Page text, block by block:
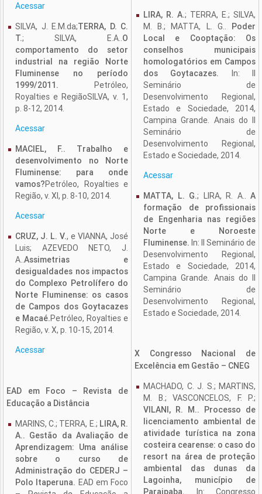
Acessar
SILVA, J. E.M.da;TERRA, D. C.
T.; SILVA, E.A..O
comportamento do setor
industrial na região Norte
Fluminense no período
1999/2011. Petróleo,
Royalties e RegiãoSILVA, v. 1,
p. 8-12, 2014.
Acessar
MACIEL, F.. Trabalho e
desenvolvimento no Norte
Fluminense: para onde
vamos?Petróleo, Royalties e
Região, v. XI, p. 8-10, 2014.
Acessar
CRUZ, J. L. V., e VIANNA, José
Luis; AZEVEDO NETO, J.
A..Assimetrias e
desigualdades nos impactos
do Complexo Petrolífero do
Norte Fluminense: os casos
de Campos dos Goytacazes
e Macaé.Petróleo, Royalties e
Região, v. X, p. 10-15, 2014.
Acessar
EAD em Foco – Revista de
Educação a Distância
MARINS, C.; TERRA, E.; LIRA, R.
A.. Gestão da Avaliação de
Aprendizagem: Uma análise
sobre o curso de
Administração do CEDERJ –
Polo Itaperuna. EAD em Foco
LIRA, R. A.; TERRA, E.; SILVA,
M. B.; MATTA, L. G.. Poder
Local e Cooptação: Os
conselhos municipais
homologatórios em Campos
dos Goytacazes. In: II
Seminário de
Desenvolvimento Regional,
Estado e Sociedade, 2014,
Campina Grande. Anais do II
Seminário de
Desenvolvimento Regional,
Estado e Sociedade, 2014.
Acessar
MATTA, L. G.; LIRA, R. A.. A
formação de profissionais
de Engenharia nas regiões
Norte e Noroeste
Fluminense. In: II Seminário de
Desenvolvimento Regional,
Estado e Sociedade, 2014,
Campina Grande. Anais do II
Seminário de
Desenvolvimento Regional,
Estado e Sociedade, 2014.
X Congresso Nacional de
Excelência em Gestão – CNEG
MACHADO, C. J. S.; MARTINS,
M. B.; VASCONCELOS, F. P.;
VILANI, R. M.. Processo de
licenciamento ambiental de
atividade turística na zona
costeira cearense: o caso do
resort na área de proteção
ambiental das dunas da
Lagoinha, município de
Paraipaba. In: Congresso